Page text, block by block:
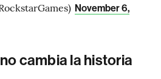
November 6,
cambia la historia